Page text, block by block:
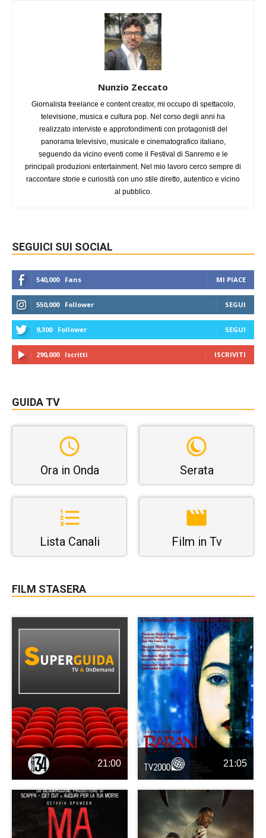
Nunzio Zeccato
Giornalista freelance e content creator, mi occupo di spettacolo,
televisione, musica e cultura pop. Nel corso degli anni ha
realizzato interviste e approfondimenti con protagonisti del
panorama televisivo, musicale e cinematografico italiano,
seguendo da vicino eventi come il Festival di Sanremo e le
principali produzioni entertainment. Nel mio lavoro cerco sempre di
raccontare storie e curiosità con uno stile diretto, autentico e vicino
al pubblico.
SEGUICI SUI SOCIAL
540,000 Fans MI PIACE
550,000 Follower SEGUI
9,300 Follower SEGUI
290,000 Iscritti ISCRIVITI
GUIDA TV
Ora in Onda Serata
Lista Canali Film in Tv
FILM STASERA
21:00 21:05